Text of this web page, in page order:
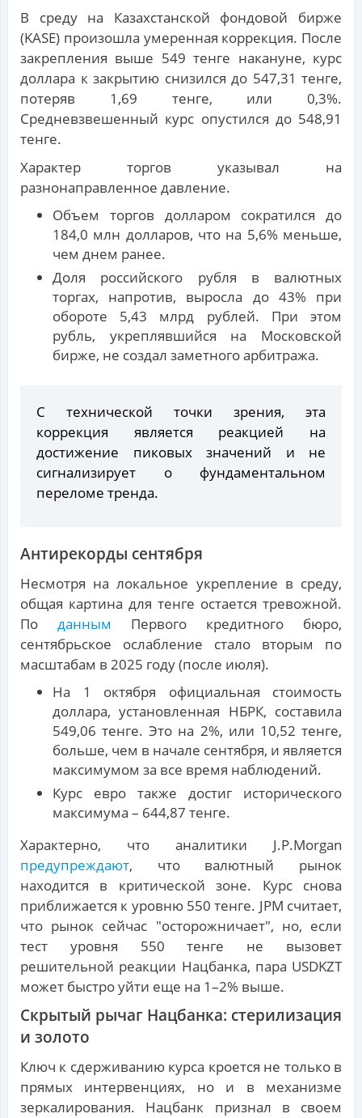
В среду на Казахстанской фондовой бирже
(KASE) произошла умеренная коррекция. После
закрепления выше 549 тенге накануне, курс
доллара к закрытию снизился до 547,31 тенге,
потеряв 1,69 тенге, или 0,3%.
Средневзвешенный курс опустился до 548,91
тенге.
Характер торгов указывал на
разнонаправленное давление.
Объем торгов долларом сократился до
184,0 млн долларов, что на 5,6% меньше,
чем днем ранее.
Доля российского рубля в валютных
торгах, напротив, выросла до 43% при
обороте 5,43 млрд рублей. При этом
рубль, укреплявшийся на Московской
бирже, не создал заметного арбитража.
С технической точки зрения, эта
коррекция является реакцией на
достижение пиковых значений и не
сигнализирует о фундаментальном
переломе тренда.
Антирекорды сентября
Несмотря на локальное укрепление в среду,
общая картина для тенге остается тревожной.
По данным Первого кредитного бюро,
сентябрьское ослабление стало вторым по
масштабам в 2025 году (после июля).
На 1 октября официальная стоимость
доллара, установленная НБРК, составила
549,06 тенге. Это на 2%, или 10,52 тенге,
больше, чем в начале сентября, и является
максимумом за все время наблюдений.
Курс евро также достиг исторического
максимума – 644,87 тенге.
Характерно, что аналитики J.P.Morgan
предупреждают, что валютный рынок
находится в критической зоне. Курс снова
приближается к уровню 550 тенге. JPM считает,
что рынок сейчас "осторожничает", но, если
тест уровня 550 тенге не вызовет
решительной реакции Нацбанка, пара USDKZT
может быстро уйти еще на 1–2% выше.
Скрытый рычаг Нацбанка: стерилизация
и золото
Ключ к сдерживанию курса кроется не только в
прямых интервенциях, но и в механизме
зеркалирования. Нацбанк признал в своем